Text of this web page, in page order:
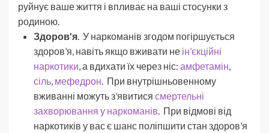
руйнує ваше життя і впливає на ваші стосунки з
родиною.
Здоров’я. У наркоманів згодом погіршується
здоров’я, навіть якщо вживати не ін’єкційні
наркотики, а вдихати їх через ніс: амфетамін,
сіль, мефедрон. При внутрішньовенному
вживанні можуть з’явитися смертельні
захворювання у наркоманів. При відмові від
наркотиків у вас є шанс поліпшити стан здоров’я